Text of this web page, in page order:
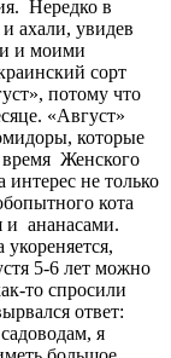
Нередко в
ахали, увидев
и моими
сорт
потому что
«Август»
которые
Женского
не только
кота
и ананасами.
5-6 лет можно
то спросили
ответ:
я